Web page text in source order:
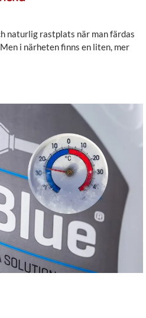
naturlig rastplats när man färdas
i närheten finns en liten, mer